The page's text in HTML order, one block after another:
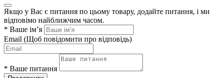
Якщо у Вас є питання по цьому товару, додайте питання, і ми
відповімо найближчим часом.
* Ваше ім’я
Email (Щоб повідомити про відповідь)
* Ваше питання